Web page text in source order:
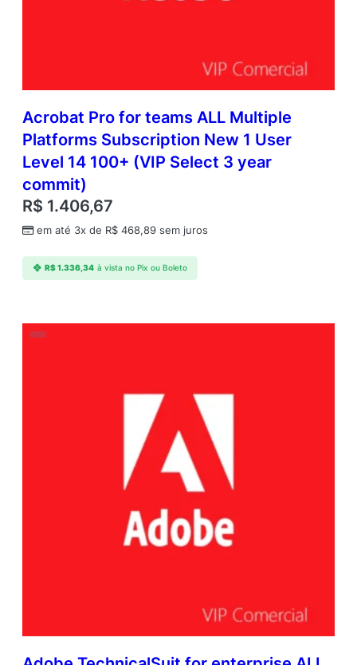
Acrobat Pro for teams ALL Multiple
Platforms Subscription New 1 User
Level 14 100+ (VIP Select 3 year
commit)
R$ 1.406,67
em até 3x de R$ 468,89 sem juros
R$1.336,34 à vista no Pix ou Boleto